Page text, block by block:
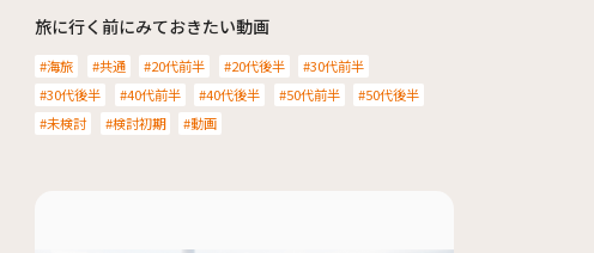
旅に行く前にみておきたい動画
海旅 共通 20代前半 20代後半
30代前半
30代後半
40代前半 40代後半 50代前半
50代後半
未検討
検討初期 動画